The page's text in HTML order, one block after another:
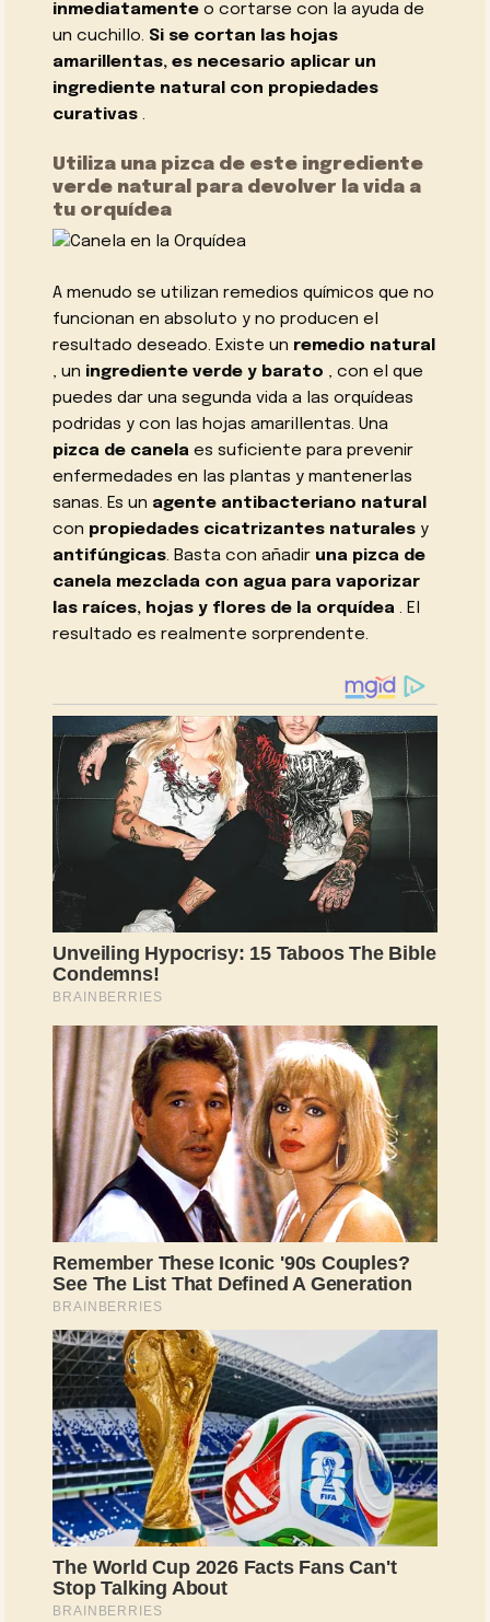
inmediatamente o cortarse con la ayuda de
un cuchillo. Si se cortan las hojas
amarillentas, es necesario aplicar un
ingrediente natural con propiedades
curativas .
Utiliza una pizca de este ingrediente
verde natural para devolver la vida a
tu orquídea
A menudo se utilizan remedios químicos que no
funcionan en absoluto y no producen el
resultado deseado. Existe un remedio natural
, un ingrediente verde y barato , con el que
puedes dar una segunda vida a las orquídeas
podridas y con las hojas amarillentas. Una
pizca de canela es suficiente para prevenir
enfermedades en las plantas y mantenerlas
sanas. Es un agente antibacteriano natural
con propiedades cicatrizantes naturales y
antifúngicas. Basta con añadir una pizca de
canela mezclada con agua para vaporizar
las raíces, hojas y flores de la orquídea . El
resultado es realmente sorprendente.